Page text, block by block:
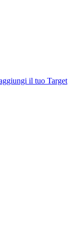
il tuo Target